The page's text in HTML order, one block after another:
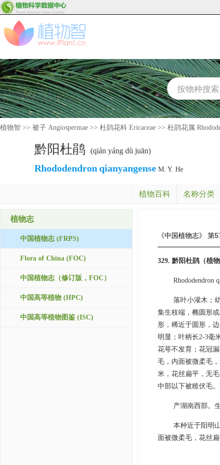
植物智 >> 被子 Angiospermae >> 杜鹃花科 Ericaceae >> 杜鹃花属
黔阳杜鹃 (qián yáng dù juān)
Rhododendron qianyangense M. Y. He
植物百科 名称分类
植物志
中国植物志 (FRPS)
Flora of China (FOC)
中国植物志（修订版，FOC）
中国高等植物 (HPC)
中国高等植物图鉴 (ISC)
《中国植物志》 第
329. 黔阳杜鹃（植
Rhododendron
落叶小灌木；
集生枝端，椭圆形
形，稀近于圆形，
明显；叶柄长2-3毫
花萼不发育；花冠
毛，内面被微柔毛
米，花丝扁平，无
中部以下被糙伏毛
产湖南西部。
本种近于阳明
面被微柔毛，花丝